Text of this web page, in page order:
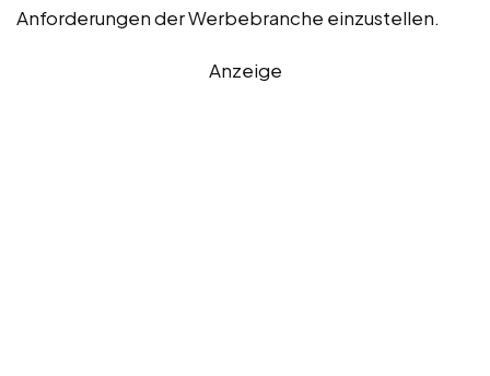
Anforderungen der Werbebranche einzustellen.
Anzeige